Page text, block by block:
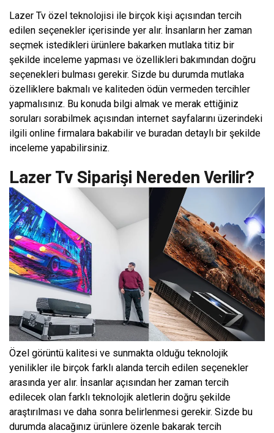
Lazer Tv özel teknolojisi ile birçok kişi açısından tercih
edilen seçenekler içerisinde yer alır. İnsanların her zaman
seçmek istedikleri ürünlere bakarken mutlaka titiz bir
şekilde inceleme yapması ve özellikleri bakımından doğru
seçenekleri bulması gerekir. Sizde bu durumda mutlaka
özelliklere bakmalı ve kaliteden ödün vermeden tercihler
yapmalısınız. Bu konuda bilgi almak ve merak ettiğiniz
soruları sorabilmek açısından internet sayfalarını üzerindeki
ilgili online firmalara bakabilir ve buradan detaylı bir şekilde
inceleme yapabilirsiniz.
Lazer Tv Siparişi Nereden Verilir?
Özel görüntü kalitesi ve sunmakta olduğu teknolojik
yenilikler ile birçok farklı alanda tercih edilen seçenekler
arasında yer alır. İnsanlar açısından her zaman tercih
edilecek olan farklı teknolojik aletlerin doğru şekilde
araştırılması ve daha sonra belirlenmesi gerekir. Sizde bu
durumda alacağınız ürünlere özenle bakarak tercih